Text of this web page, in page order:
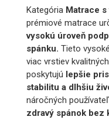
Kategória Matrace s
prémiové matrace
vysokú úroveň
spánku. Tieto vysoké
viac vrstiev
poskytujú lepšie
stabilitu a dlhšiu
náročných
zdravý spánok bez